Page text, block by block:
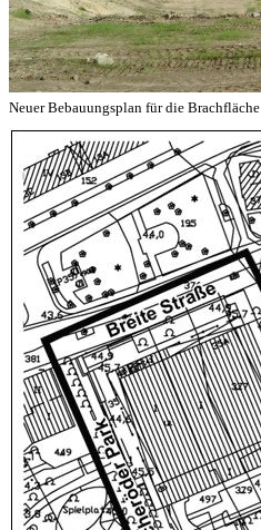
Neuer Bebauungsplan für die Brachfläche